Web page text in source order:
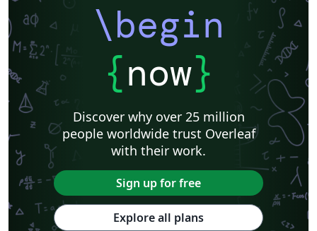
\begin
{now}
Discover why over 25 million
people worldwide trust Overleaf
with their work.
Sign up for free
Explore all plans